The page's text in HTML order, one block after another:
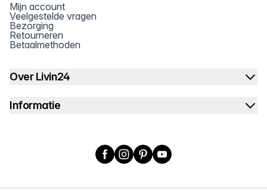
Mijn account
Veelgestelde vragen
Bezorging
Retourneren
Betaalmethoden
Over Livin24
Informatie
Facebook
Instagram
PinterestYouTube